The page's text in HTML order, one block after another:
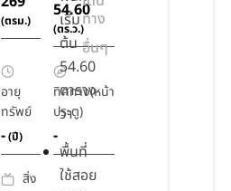
(ตรม.)
54.60
(ตร.ว.)
อายุ
ทรัพย์
-(ปี)
ทิศทาง(หน้า
ประตู)
-
สิ่ง
เริ่ม
ต้น
54.60
ตาราง
วา
พื้นที่
ใช้สอย
ทาง
อื่นๆ